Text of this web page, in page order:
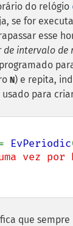
do relógio
se for
esse
de intervalo de
N) e repita,
usado para
EvPeriodic
vez por
que sempre